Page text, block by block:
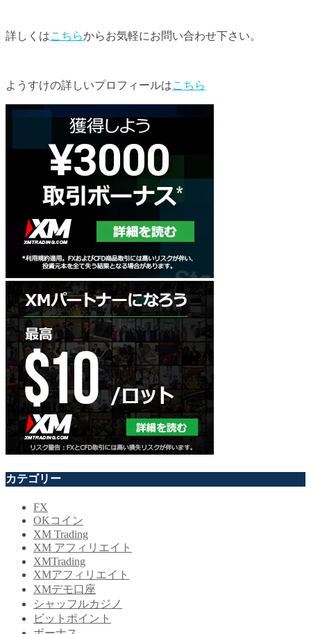
詳しくはこちらからお気軽にお問い合わせ下さい。
ようすけの詳しいプロフィールはこちら
カテゴリー
FX
OKコイン
XM Trading
XM アフィリエイト
XMTrading
XMアフィリエイト
XMデモ口座
シャッフルカジノ
ビットポイント